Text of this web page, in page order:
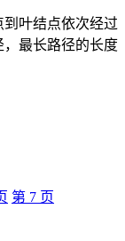
叶结点依次经过
最长路径的长度
第 7 页